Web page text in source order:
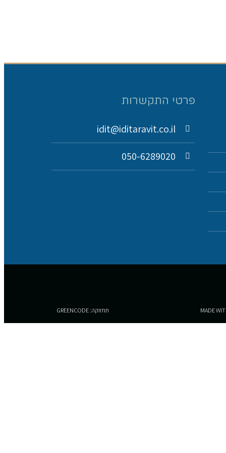
פרטי התקשרות
idit@iditaravit.co.il
050-6289020
תחזוקה: GREENCODE